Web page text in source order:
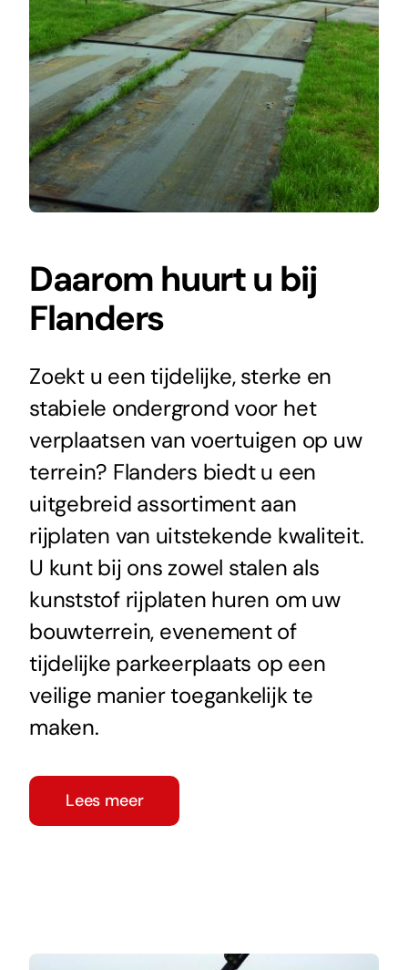
Daarom huurt u bij
Flanders
Zoekt u een tijdelijke, sterke en
stabiele ondergrond voor het
verplaatsen van voertuigen op uw
terrein? Flanders biedt u een
uitgebreid assortiment aan
rijplaten van uitstekende kwaliteit.
U kunt bij ons zowel stalen als
kunststof rijplaten huren om uw
bouwterrein, evenement of
tijdelijke parkeerplaats op een
veilige manier toegankelijk te
maken.
Lees meer